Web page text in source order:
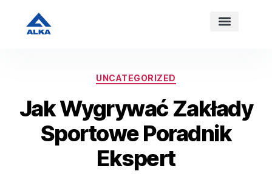
UNCATEGORIZED
Jak Wygrywać Zakłady
Sportowe Poradnik
Ekspert